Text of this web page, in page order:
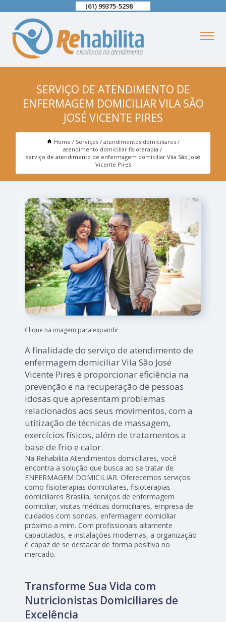
(61) 99375-5298
SERVIÇO DE ATENDIMENTO DE
ENFERMAGEM DOMICILIAR VILA SÃO
JOSÉ VICENTE PIRES
Home Serviços
atendimentos domiciliares
atendimento domiciliar fisioterapia
serviço de atendimento de enfermagem domiciliar Vila São José
Vicente Pires
Clique na imagem para expandir
A finalidade do serviço de atendimento de
enfermagem domiciliar Vila São José
Vicente Pires é proporcionar eficiência na
prevenção e na recuperação de pessoas
idosas que apresentam problemas
relacionados aos seus movimentos, com a
utilização de técnicas de massagem,
exercícios físicos, além de tratamentos a
base de frio e calor.
Na Rehabilita Atendimentos domiciliares, você
encontra a solução que busca ao se tratar de
ENFERMAGEM DOMICILIAR. Oferecemos serviços
como fisioterapias domiciliares, fisioterapias
domiciliares Brasília, serviços de enfermagem
domiciliar, visitas médicas domiciliares, empresa de
cuidados com sondas, enfermagem domiciliar
próximo a mim. Com profissionais altamente
capacitados, e instalações modernas, a organização
é capaz de se destacar de forma positiva no
mercado.
Transforme Sua Vida com
Nutricionistas Domiciliares de
Excelência